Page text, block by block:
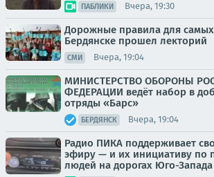
ПАБЛИКИ Вчера, 19:30
Дорожные правила для
Бердянске прошел лекторий
СМИ Вчера, 19:04
МИНИСТЕРСТВО ОБОРОНЫ
ФЕДЕРАЦИИ ведёт набор в
отряды «Барс»
БЕРДЯНСК Вчера, 19:04
Радио ПИКА поддерживает
эфиру — и их инициативу по
людей на дорогах Юго-